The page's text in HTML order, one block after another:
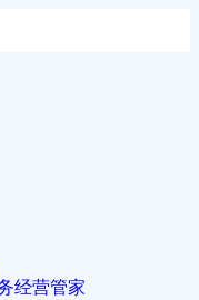
经营管家